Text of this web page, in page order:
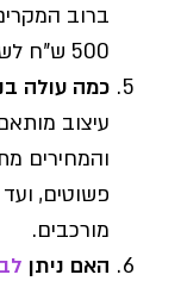
500 ש"ח לשנה.
כמה עולה
עיצוב
מורכבים.
האם ניתן